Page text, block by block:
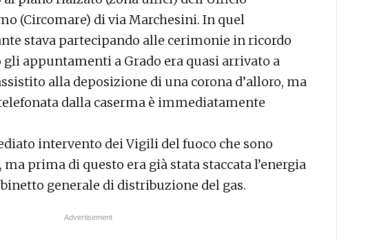
(Circomare) di via Marchesini. In quel
stava partecipando alle cerimonie in ricordo
gli appuntamenti a Grado era quasi arrivato a
alla deposizione di una corona d’alloro, ma
dalla caserma è immediatamente
intervento dei Vigili del fuoco che sono
prima di questo era già stata staccata l’energia
generale di distribuzione del gas.